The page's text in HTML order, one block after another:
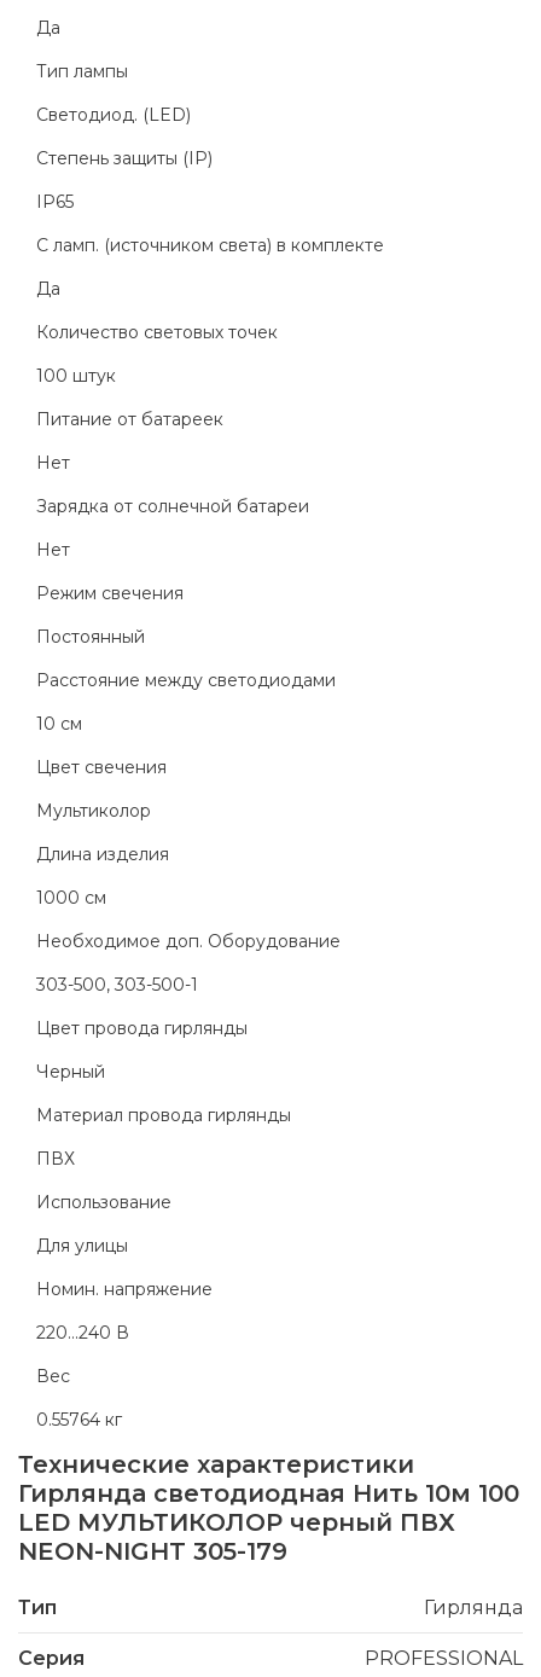
Да
Тип лампы
Светодиод. (LED)
Степень защиты (IP)
IP65
С ламп. (источником света) в комплекте
Да
Количество световых точек
100 штук
Питание от батареек
Нет
Зарядка от солнечной батареи
Нет
Режим свечения
Постоянный
Расстояние между светодиодами
10 см
Цвет свечения
Мультиколор
Длина изделия
1000 см
Необходимое доп. Оборудование
303-500, 303-500-1
Цвет провода гирлянды
Черный
Материал провода гирлянды
ПВХ
Использование
Для улицы
Номин. напряжение
220...240 В
Вес
0.55764 кг
Технические характеристики
Гирлянда светодиодная Нить 10м 100
LED МУЛЬТИКОЛОР черный ПВХ
NEON-NIGHT 305-179
Тип Гирлянда
Серия PROFESSIONAL